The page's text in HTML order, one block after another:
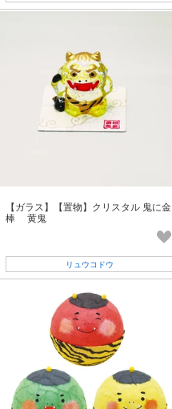
【ガラス】【置物】クリスタル 鬼に金
棒 黄鬼
リュウコドウ